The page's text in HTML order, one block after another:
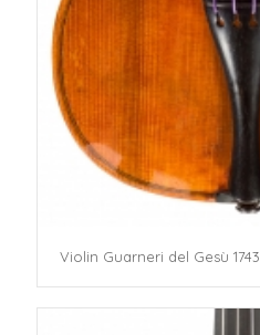
Violin Guarneri del Gesù 1743